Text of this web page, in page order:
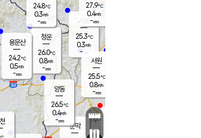
문막
청운
26.0℃
0.8m/s
-mm
24.8℃
0.3m/s
-mm
양동
26.5℃
0.4m/s
-mm
시동
25.3℃
0.3m/s
- mm
서원
25.5℃
0.8m/s
-mm
용문산
24.2℃
0.5m/s
-mm
27.9℃
0.4m/s
-mm